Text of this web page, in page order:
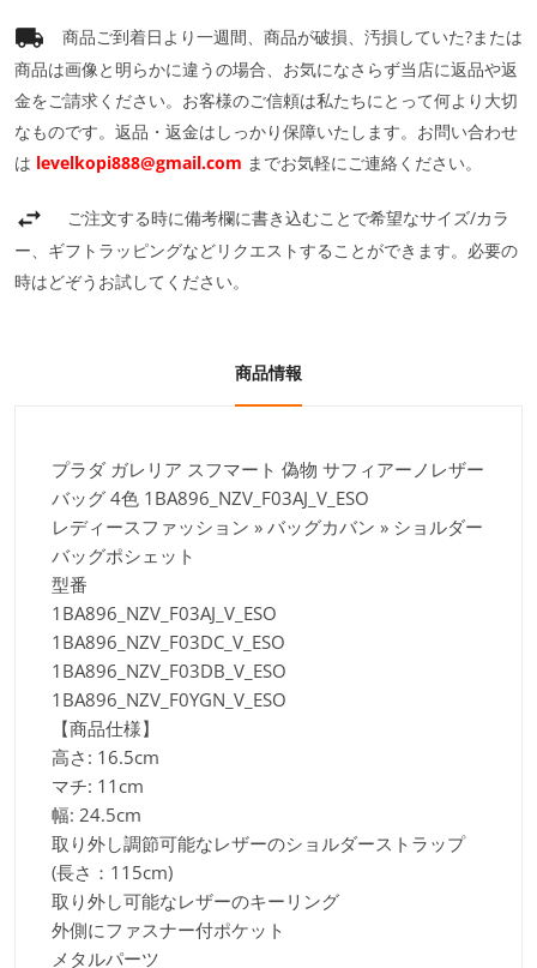
商品ご到着日より一週間、商品が破損、汚損していた?または
商品は画像と明らかに違うの場合、お気になさらず当店に返品や返
金をご請求ください。お客様のご信頼は私たちにとって何より大切
なものです。返品・返金はしっかり保障いたします。お問い合わせ
は levelkopi888@gmail.com までお気軽にご連絡ください。
ご注文する時に備考欄に書き込むことで希望なサイズ/カラ
ー、ギフトラッピングなどリクエストすることができます。必要の
時はどぞうお試してください。
商品情報
プラダ ガレリア スフマート 偽物 サフィアーノレザー
バッグ 4色 1BA896_NZV_F03AJ_V_ESO
レディースファッション » バッグカバン » ショルダー
バッグポシェット
型番
1BA896_NZV_F03AJ_V_ESO
1BA896_NZV_F03DC_V_ESO
1BA896_NZV_F03DB_V_ESO
1BA896_NZV_F0YGN_V_ESO
【商品仕様】
高さ: 16.5cm
マチ: 11cm
幅: 24.5cm
取り外し調節可能なレザーのショルダーストラップ
(長さ：115cm)
取り外し可能なレザーのキーリング
外側にファスナー付ポケット
メタルパーツ